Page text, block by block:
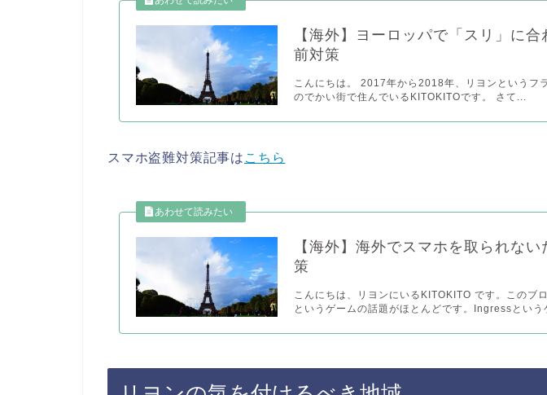
【海外】ヨーロッパで「スリ」に
前対策
こんにちは。 2017年から2018年、リヨンというフ
のでかい街で住んでいるKITOKITOです。 さて...
スマホ盗難対策記事は こちら
【海外】海外でスマホを取られな
策
こんにちは、リヨンにいるKITOKITO です。このブ
というゲームの話題がほとんどです。Ingressという